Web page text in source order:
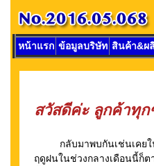
หน้าแรก ข้อมูลบริษัท สินค้า&
สวัสดีค่ะ ลูกค้าทุก
กลับมาพบกันเช่นเคยในช่
ฤดูฝนในช่วงกลางเดือนนี้ก็